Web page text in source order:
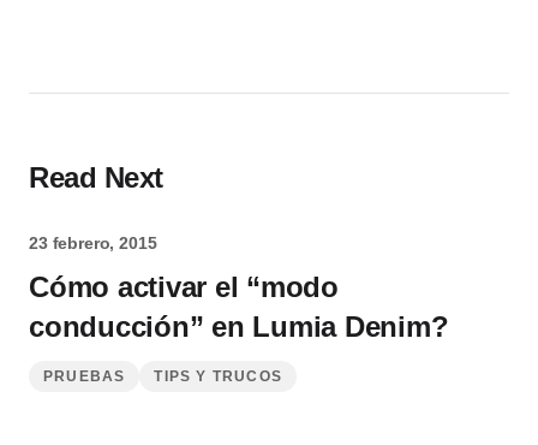
Read Next
23 febrero, 2015
Cómo activar el “modo
conducción” en Lumia Denim?
PRUEBAS TIPS Y TRUCOS